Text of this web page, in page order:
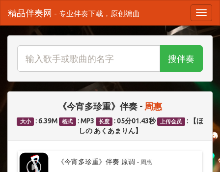
精品伴奏网 - 专业伴奏下载，原创编曲
搜伴奏
《今宵多珍重》伴奏 - 周惠
大小 : 6.39M 格式 : MP3 长度 : 05分01.43秒 上传会员
: 【ほ
しの あくあまりん】
《今宵多珍重》伴奏 原调 - 周惠